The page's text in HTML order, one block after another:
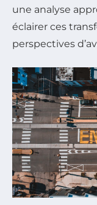
une analyse
éclairer ces
perspectives